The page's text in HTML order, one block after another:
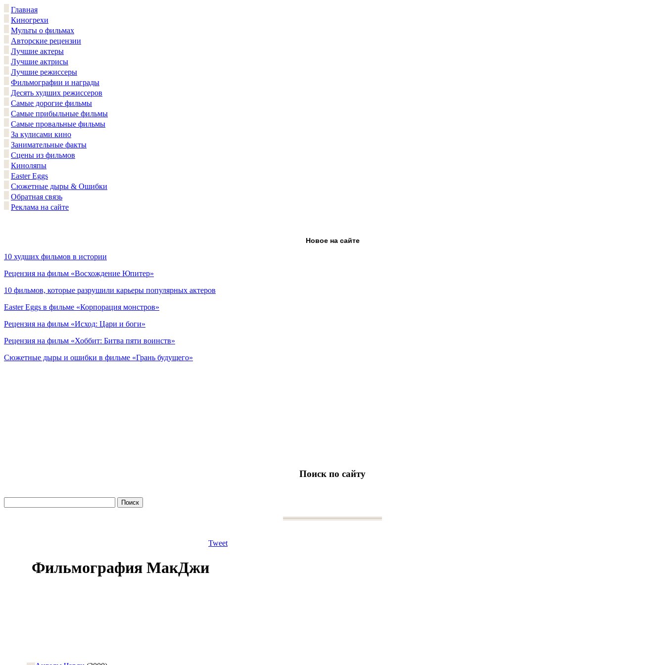
Главная
Киногрехи
Мульты о фильмах
Авторские рецензии
Лучшие актеры
Лучшие актрисы
Лучшие режиссеры
Фильмографии и награды
Десять худших режиссеров
Самые дорогие фильмы
Самые прибыльные фильмы
Самые провальные фильмы
За кулисами кино
Занимательные факты
Сцены из фильмов
Киноляпы
Easter Eggs
Сюжетные дыры & Ошибки
Обратная связь
Реклама на сайте
Новое на сайте
10 худших фильмов в истории
Рецензия на фильм «Восхождение Юпитер»
10 фильмов, которые разрушили карьеры популярных актеров
Easter Eggs в фильме «Корпорация монстров»
Рецензия на фильм «Исход: Цари и боги»
Рецензия на фильм «Хоббит: Битва пяти воинств»
Сюжетные дыры и ошибки в фильме «Грань будущего»
Поиск по сайту
Tweet
Фильмография МакДжи